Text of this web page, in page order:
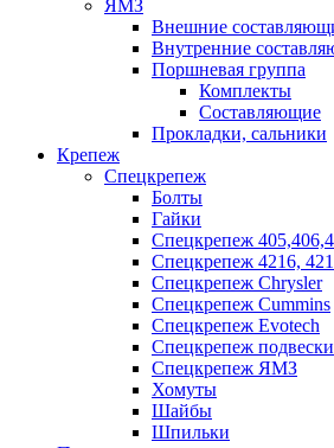
ЯМЗ
Внешние
Внутренние
Поршневая группа
Комплекты
Составляющие
Прокладки, сальники
Крепеж
Спецкрепеж
Болты
Гайки
Спецкрепеж
Спецкрепеж 4216,
Спецкрепеж Chrysler
Спецкрепеж Cummins
Спецкрепеж Evotech
Спецкрепеж подвески
Спецкрепеж ЯМЗ
Хомуты
Шайбы
Шпильки